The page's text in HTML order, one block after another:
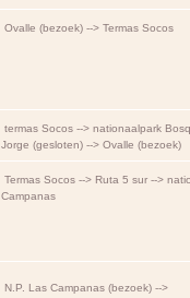
Ovalle (bezoek) --> Termas Socos
termas Socos --> nationaalpark
Jorge (gesloten) --> Ovalle (bezoek)
Termas Socos --> Ruta 5 sur -->
Campanas
N.P. Las Campanas (bezoek) -->